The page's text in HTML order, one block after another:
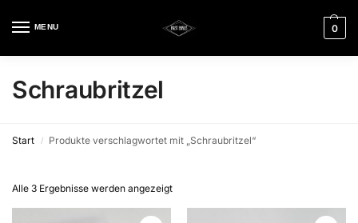
MENU 0
Schraubritzel
Start / Produkte verschlagwortet mit „Schraubritzel“
Alle 3 Ergebnisse werden angezeigt